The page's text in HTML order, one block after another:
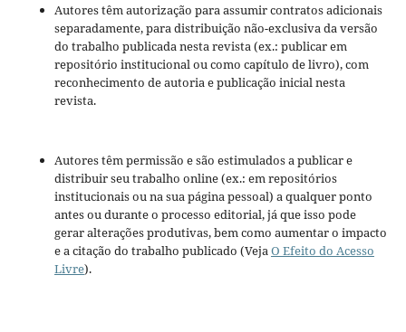
Autores têm autorização para assumir contratos adicionais
separadamente, para distribuição não-exclusiva da versão
do trabalho publicada nesta revista (ex.: publicar em
repositório institucional ou como capítulo de livro), com
reconhecimento de autoria e publicação inicial nesta
revista.
Autores têm permissão e são estimulados a publicar e
distribuir seu trabalho online (ex.: em repositórios
institucionais ou na sua página pessoal) a qualquer ponto
antes ou durante o processo editorial, já que isso pode
gerar alterações produtivas, bem como aumentar o impacto
e a citação do trabalho publicado (VejaO Efeito do Acesso
Livre).